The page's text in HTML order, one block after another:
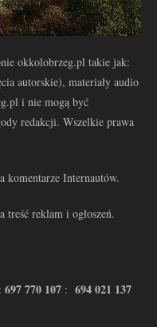
okkolobrzeg.pl takie jak:
autorskie), materiały audio
i nie mogą być
redakcji. Wszelkie prawa
komentarze Internautów.
treść reklam i ogłoszeń.
697 770 107 : 694 021 137